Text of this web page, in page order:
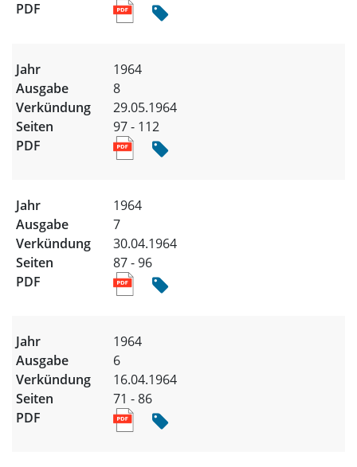
1964
8
29.05.1964
97 - 112
1964
7
30.04.1964
87 - 96
1964
6
16.04.1964
71 - 86